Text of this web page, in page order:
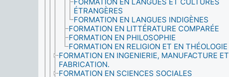
ÉTRANGÈRES
FORMATION EN LANGUES INDIGÈNES
FORMATION EN LITTÉRATURE COMPARÉE
FORMATION EN PHILOSOPHIE
FORMATION EN RELIGION ET EN THÉOLOGIE
FORMATION EN INGENIERIE, MANUFACTURE ET
FABRICATION.
FORMATION EN SCIENCES SOCIALES